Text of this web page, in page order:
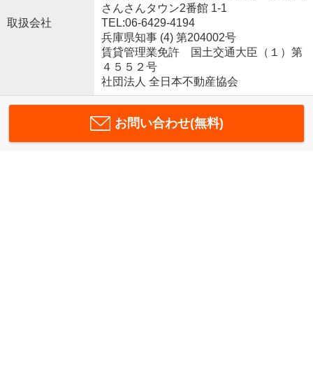
取扱会社
さんさんタウン2番館 1-1
TEL:06-6429-4194
兵庫県知事 (4) 第204002号
賃貸管理業免許 国土交通大臣（１）第
４５５２号
社団法人 全日本不動産協会
お問い合わせ(無料)